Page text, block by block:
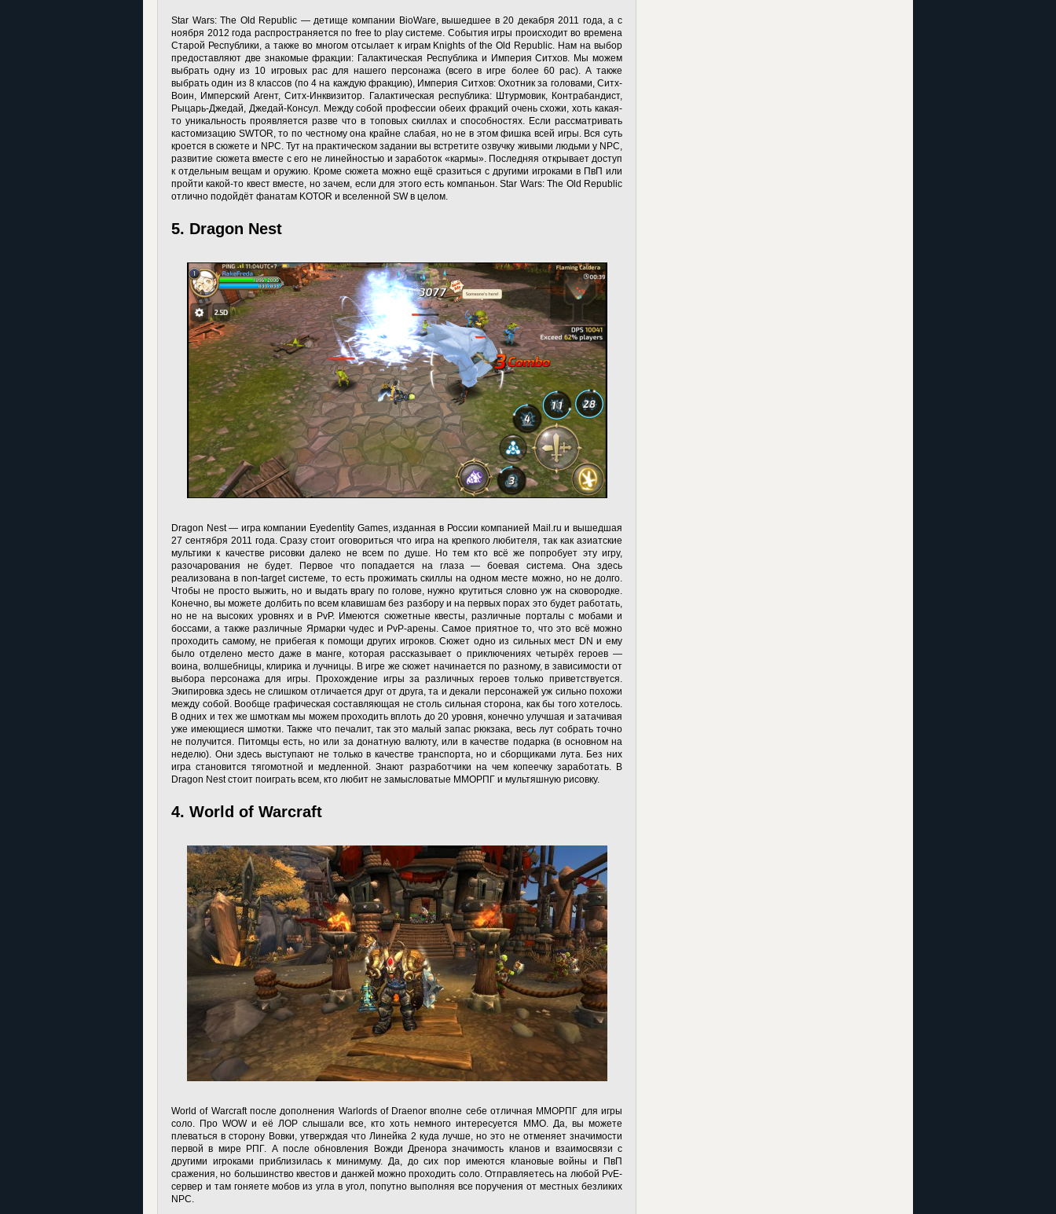
Star Wars: The Old Republic — детище компании BioWare, вышедшее в 20 декабря 2011 года, а с
ноября 2012 года распространяется по free to play системе. События игры происходит во времена
Старой Республики, а также во многом отсылает к играм Knights of the Old Republic. Нам на выбор
предоставляют две знакомые фракции: Галактическая Республика и Империя Ситхов. Мы можем
выбрать одну из 10 игровых рас для нашего персонажа (всего в игре более 60 рас). А также
выбрать один из 8 классов (по 4 на каждую фракцию), Империя Ситхов: Охотник за головами, Ситх-
Воин, Имперский Агент, Ситх-Инквизитор. Галактическая республика: Штурмовик, Контрабандист,
Рыцарь-Джедай, Джедай-Консул. Между собой профессии обеих фракций очень схожи, хоть какая-
то уникальность проявляется разве что в топовых скиллах и способностях. Если рассматривать
кастомизацию SWTOR, то по честному она крайне слабая, но не в этом фишка всей игры. Вся суть
кроется в сюжете и NPC. Тут на практическом задании вы встретите озвучку живыми людьми у NPC,
развитие сюжета вместе с его не линейностью и заработок «кармы». Последняя открывает доступ
к отдельным вещам и оружию. Кроме сюжета можно ещё сразиться с другими игроками в ПвП или
пройти какой-то квест вместе, но зачем, если для этого есть компаньон. Star Wars: The Old Republic
отлично подойдёт фанатам KOTOR и вселенной SW в целом.
5. Dragon Nest
Dragon Nest — игра компании Eyedentity Games, изданная в России компанией Mail.ru и вышедшая
27 сентября 2011 года. Сразу стоит оговориться что игра на крепкого любителя, так как азиатские
мультики к качестве рисовки далеко не всем по душе. Но тем кто всё же попробует эту игру,
разочарования не будет. Первое что попадается на глаза — боевая система. Она здесь
реализована в non-target системе, то есть прожимать скиллы на одном месте можно, но не долго.
Чтобы не просто выжить, но и выдать врагу по голове, нужно крутиться словно уж на сковородке.
Конечно, вы можете долбить по всем клавишам без разбору и на первых порах это будет работать,
но не на высоких уровнях и в PvP. Имеются сюжетные квесты, различные порталы с мобами и
боссами, а также различные Ярмарки чудес и PvP-арены. Самое приятное то, что это всё можно
проходить самому, не прибегая к помощи других игроков. Сюжет одно из сильных мест DN и ему
было отделено место даже в манге, которая рассказывает о приключениях четырёх героев —
воина, волшебницы, клирика и лучницы. В игре же сюжет начинается по разному, в зависимости от
выбора персонажа для игры. Прохождение игры за различных героев только приветствуется.
Экипировка здесь не слишком отличается друг от друга, та и декали персонажей уж сильно похожи
между собой. Вообще графическая составляющая не столь сильная сторона, как бы того хотелось.
В одних и тех же шмоткам мы можем проходить вплоть до 20 уровня, конечно улучшая и затачивая
уже имеющиеся шмотки. Также что печалит, так это малый запас рюкзака, весь лут собрать точно
не получится. Питомцы есть, но или за донатную валюту, или в качестве подарка (в основном на
неделю). Они здесь выступают не только в качестве транспорта, но и сборщиками лута. Без них
игра становится тягомотной и медленной. Знают разработчики на чем копеечку заработать. В
Dragon Nest стоит поиграть всем, кто любит не замысловатые ММОРПГ и мультяшную рисовку.
4. World of Warcraft
World of Warcraft после дополнения Warlords of Draenor вполне себе отличная ММОРПГ для игры
соло. Про WOW и её ЛОР слышали все, кто хоть немного интересуется MMO. Да, вы можете
плеваться в сторону Вовки, утверждая что Линейка 2 куда лучше, но это не отменяет значимости
первой в мире РПГ. А после обновления Вожди Дренора значимость кланов и взаимосвязи с
другими игроками приблизилась к минимуму. Да, до сих пор имеются клановые войны и ПвП
сражения, но большинство квестов и данжей можно проходить соло. Отправляетесь на любой PvE-
сервер и там гоняете мобов из угла в угол, попутно выполняя все поручения от местных безликих
NPC.